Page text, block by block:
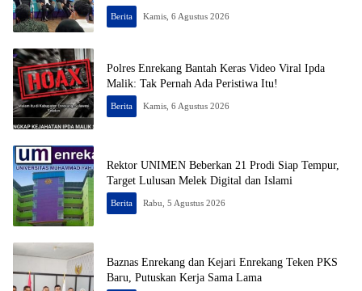
Berita Kamis, 6 Agustus 2026
Polres Enrekang Bantah Keras Video Viral Ipda
Malik: Tak Pernah Ada Peristiwa Itu!
Berita Kamis, 6 Agustus 2026
Rektor UNIMEN Beberkan 21 Prodi Siap Tempur,
Target Lulusan Melek Digital dan Islami
Berita Rabu, 5 Agustus 2026
Baznas Enrekang dan Kejari Enrekang Teken PKS
Baru, Putuskan Kerja Sama Lama